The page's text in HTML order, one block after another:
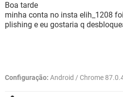
GUIA DE COMPRAS
INSTAGRAM
CELULAR
OUTLOOK
Boa tarde
minha conta no insta elih_1208
plishing e eu gostaria q
Configuração: Android / Chrome